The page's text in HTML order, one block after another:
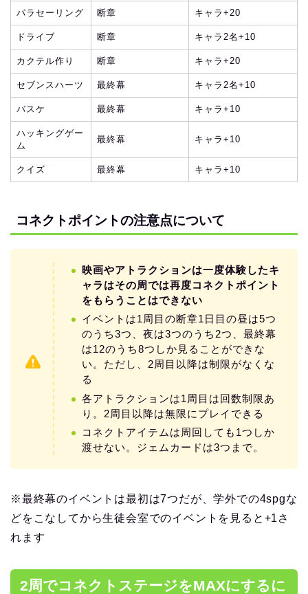
パラセーリング 断章 キャラ+20
ドライブ 断章 キャラ2名+10
カクテル作り 断章 キャラ+20
セブンスハーツ 最終幕 キャラ2名+10
バスケ 最終幕 キャラ+10
ハッキングゲー
ム
最終幕 キャラ+10
クイズ 最終幕 キャラ+10
コネクトポイントの注意点について
映画やアトラクションは一度体験したキ
ャラはその周では再度コネクトポイント
をもらうことはできない
イベントは1周目の断章1日目の昼は5つ
のうち3つ、夜は3つのうち2つ、最終幕
は12のうち8つしか見ることができな
い。ただし、2周目以降は制限がなくな
る
各アトラクションは1周目は回数制限あ
り。2周目以降は無限にプレイできる
コネクトアイテムは周回しても1つしか
渡せない。ジェムカードは3つまで。
※最終幕のイベントは最初は7つだが、学外での4spgな
どをこなしてから生徒会室でのイベントを見ると+1さ
れます
2周でコネクトステージをMAXにするに